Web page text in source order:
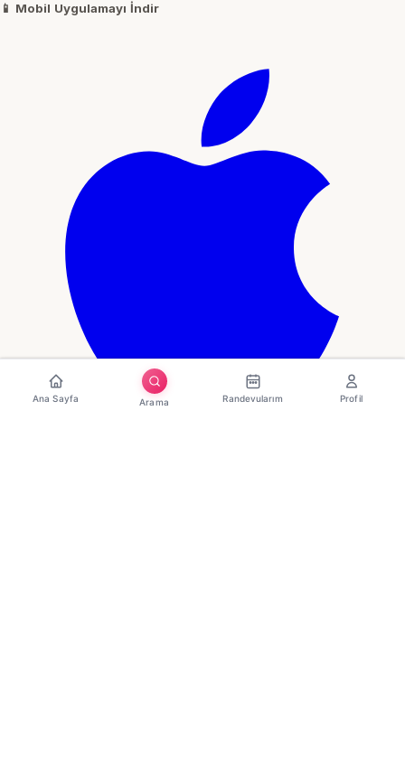
📱 Mobil Uygulamayı İndir
Ana Sayfa Arama Randevularım Profil